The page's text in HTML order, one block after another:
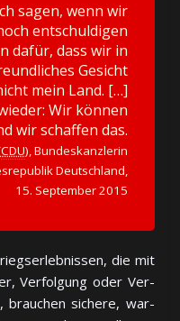
sagen, wenn wir
entschuldigen
dafür, dass wir in
Gesicht
mein Land. […]
Wir können
wir schaffen das.
CDU), Bundeskanzlerin
Deutschland,
15. September 2015
die mit
Ver­fol­gung oder Ver­
brau­chen si­che­re, war­